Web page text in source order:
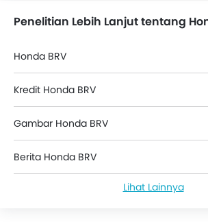
Penelitian Lebih Lanjut tentang
Honda BRV
Kredit Honda BRV
Gambar Honda BRV
Berita Honda BRV
Lihat Lainnya